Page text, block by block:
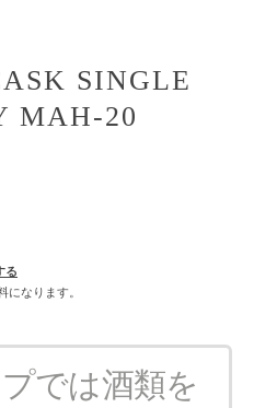
SINGLE
MAH-20
る
なります。
では酒類を